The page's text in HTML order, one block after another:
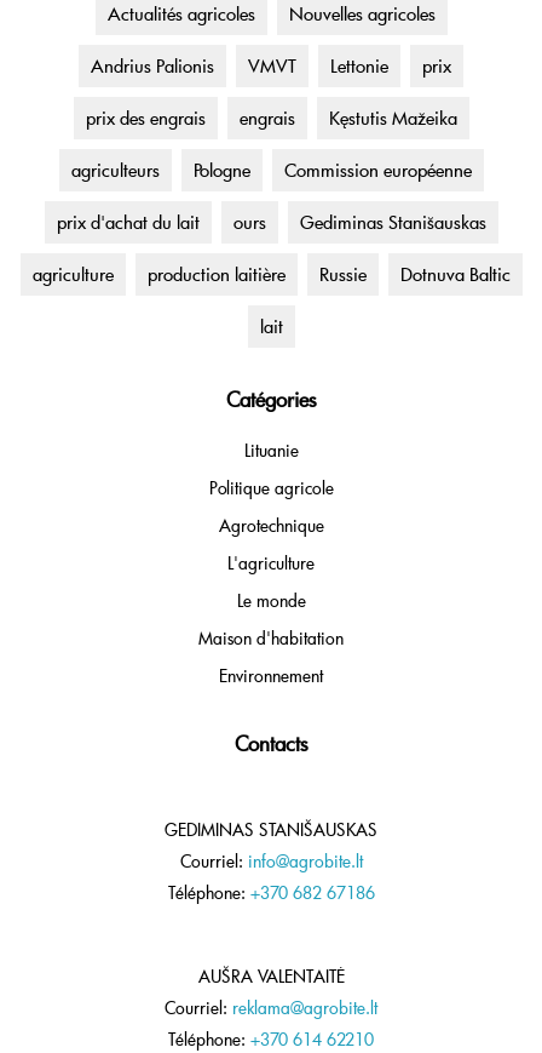
Actualités agricoles Nouvelles agricoles
Andrius Palionis VMVT Lettonie prix
prix des engrais engrais Kęstutis Mažeika
agriculteurs Pologne Commission européenne
prix d'achat du lait ours Gediminas Stanišauskas
agriculture production laitière Russie Dotnuva Baltic
lait
Catégories
Lituanie
Politique agricole
Agrotechnique
L'agriculture
Le monde
Maison d'habitation
Environnement
Contacts
GEDIMINAS STANIŠAUSKAS
Courriel: info@agrobite.lt
Téléphone: +370 682 67186
AUŠRA VALENTAITĖ
Courriel: reklama@agrobite.lt
Téléphone: +370 614 62210